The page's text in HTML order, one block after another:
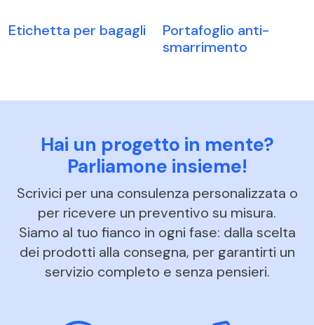
Etichetta per bagagli
Portafoglio anti-
smarrimento
Hai un progetto in mente?
Parliamone insieme!
Scrivici per una consulenza personalizzata o
per ricevere un preventivo su misura.
Siamo al tuo fianco in ogni fase: dalla scelta
dei prodotti alla consegna, per garantirti un
servizio completo e senza pensieri.